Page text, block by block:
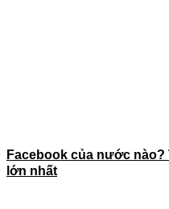
Facebook của nước
lớn nhất